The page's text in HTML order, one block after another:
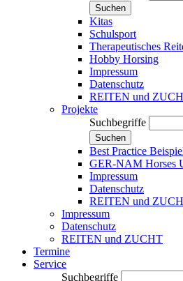
Suchen
Kitas
Schulsport
Therapeutisches
Hobby Horsing
Impressum
Datenschutz
REITEN und
Projekte
Suchbegriffe
Suchen
Best Practice
GER-NAM Horses
Impressum
Datenschutz
REITEN und
Impressum
Datenschutz
REITEN und ZUCHT
Termine
Service
Suchbegriffe